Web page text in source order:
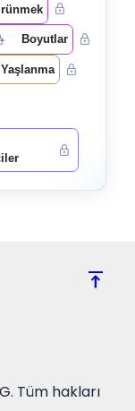
- Boyutlar
Yaşlanma
vertical_align_top
Tüm hakları